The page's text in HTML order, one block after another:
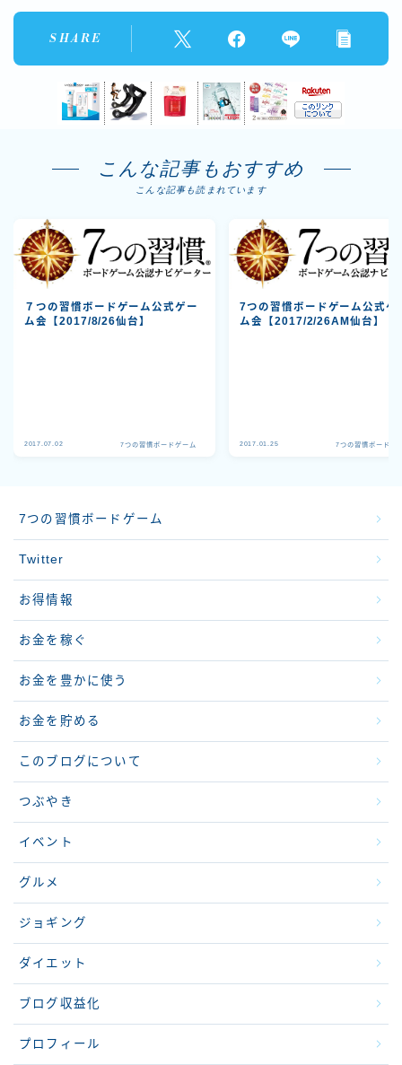
SHARE
こんな記事もおすすめ
こんな記事も読まれています
７つの習慣ボードゲーム公式ゲー
ム会【2017/8/26仙台】
2017.07.02 7つの習慣ボードゲーム
7つの習慣ボードゲーム公式ゲ
ム会【2017/2/26AM仙台】
2017.01.25 7つの習慣ボードゲ
7つの習慣ボードゲーム
Twitter
お得情報
お金を稼ぐ
お金を豊かに使う
お金を貯める
このブログについて
つぶやき
イベント
グルメ
ジョギング
ダイエット
ブログ収益化
プロフィール